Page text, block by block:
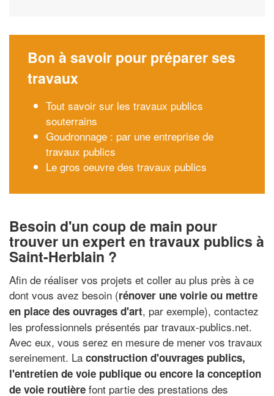
Bon à savoir pour préparer ses
travaux
Tout savoir sur les travaux publics
souterrains
Goudronnage : par une entreprise de
travaux publics
Le gros oeuvre des travaux publics
Besoin d'un coup de main pour
trouver un expert en travaux publics à
Saint-Herblain ?
Afin de réaliser vos projets et coller au plus près à ce
dont vous avez besoin (rénover une voirie ou mettre
en place des ouvrages d'art, par exemple), contactez
les professionnels présentés par travaux-publics.net.
Avec eux, vous serez en mesure de mener vos travaux
sereinement. La construction d'ouvrages publics,
l'entretien de voie publique ou encore la conception
de voie routière font partie des prestations des